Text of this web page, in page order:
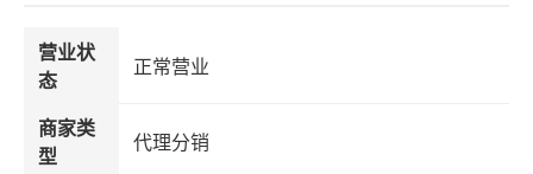
营业状
态
正常营业
商家类
型
代理分销